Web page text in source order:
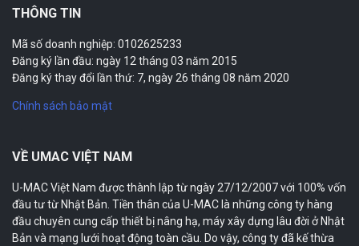
THÔNG TIN
Mã số doanh nghiệp: 0102625233
Đăng ký lần đầu: ngày 12 tháng 03 năm 2015
Đăng ký thay đổi lần thứ: 7, ngày 26 tháng 08 năm 2020
Chính sách bảo mật
VỀ UMAC VIỆT NAM
U-MAC Việt Nam được thành lập từ ngày 27/12/2007 với 100% vốn
đầu tư từ Nhật Bản. Tiền thân của U-MAC là những công ty hàng
đầu chuyên cung cấp thiết bị nâng hạ, máy xây dựng lâu đời ở Nhật
Bản và mạng lưới hoạt động toàn cầu. Do vậy, công ty đã kế thừa